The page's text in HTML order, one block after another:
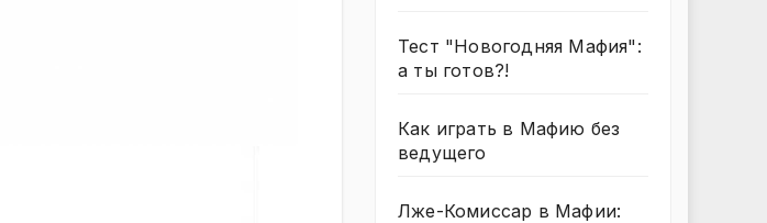
Тест "Новогодняя Мафия":
а ты готов?!
Как играть в Мафию без
ведущего
Лже-Комиссар в Мафии: